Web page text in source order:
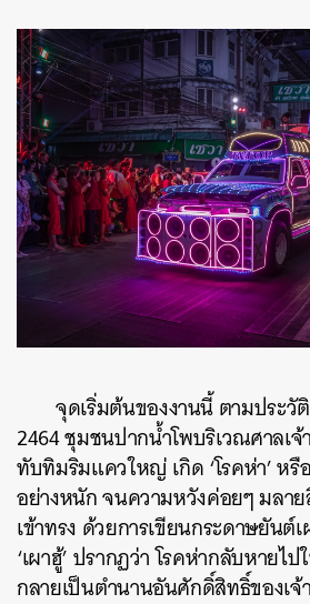
จุดเริ่มต้นของงานนี้ ตามประวั
2464 ชุมชนปากน้ำโพบริเวณศาลเ
ทับทิมริมแควใหญ่ เกิด ‘โรคห่า’ หรื
อย่างหนัก จนความหวังค่อยๆ มลา
เข้าทรง ด้วยการเขียนกระดาษยันต์
‘เผาฮู้’ ปรากฏว่า โรคห่ากลับหายไป
กลายเป็นตำนานอันศักดิ์สิทธิ์ของเจ้